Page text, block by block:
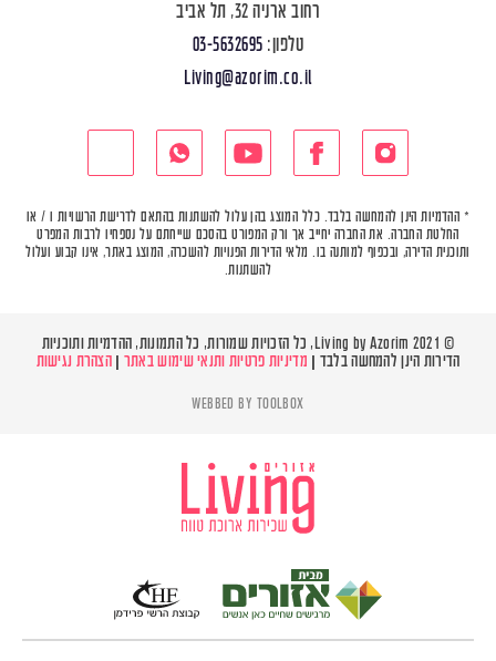
רחוב ארניה 32, תל אביב
טלפון: 03-5632695
Living@azorim.co.il
* ההדמיות הינן להמחשה בלבד. כלל המוצג בהן עלול להשתנות בהתאם לדרישת הרשויות ו / או
החלטת החברה. את החברה יחייב אך ורק המפורט בהסכם שייחתם על נספחיו לרבות המפרט
ותוכנית הדירה, ובכפוף למותנה בו. מלאי הדירות הפנויות להשכרה, המוצג באתר, אינו קבוע ועלול
להשתנות.
© Living by Azorim 2021, כל הזכויות שמורות, כל התמונות, ההדמיות ותוכניות
הדירות הינן להמחשה בלבד |
מדיניות פרטיות ותנאי שימוש באתר הצהרת נגישות
WEBBED BY TOOLBOX